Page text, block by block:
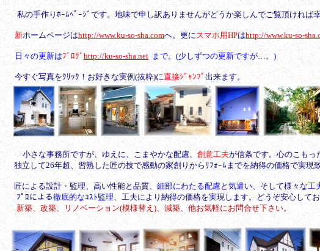
私の手作りﾎｰﾑﾍﾟｰｼﾞです。地味で申し訳ありませんがどうか楽しんでご覧頂ければ
新ホームページはhttp://www.ku-so-sha.comへ。更にスマホ用HPはhttp://www.ku-so-
日々の更新はﾌﾞﾛｸﾞ http://ku-so-sha.net まで。(少しずつの更新ですが…。)
今すぐ写真をｸﾘｯｸ！お好きな実例(抜粋)に直接ｼﾞｬﾝﾌﾟ 出来ます。
小さな事務所ですが、ゆえに、こまやかな配慮、 創意工夫が信条です。心のこもっ
独立して26年超、習熟した匠の技で感動の家創りからﾘﾌｫｰﾑまでを納得の価格で実現
匠による設計・監理、 高い性能と品質、 細部にわたる配慮と気遣い、そして様々な工
ﾌﾟﾛによる徹底的なｺｽﾄ監理、工夫により納得の価格を実現します。どうぞ安心して
新築、改築、リノベーション(模様替え)、減築、他お気軽にお問合せ下さい。